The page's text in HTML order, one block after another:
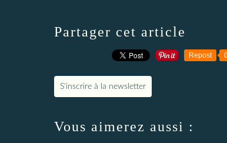
Partager cet article
Repost
S'inscrire à la newsletter
Vous aimerez aussi :